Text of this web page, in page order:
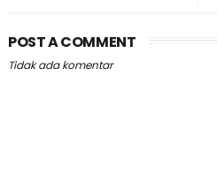
POST A COMMENT
Tidak ada komentar